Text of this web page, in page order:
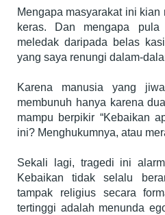
Mengapa masyarakat ini
keras. Dan mengapa
meledak daripada belas
yang saya renungi dalam-
Karena manusia yang
membunuh hanya karena
mampu berpikir “Kebaikan
ini? Menghukumnya, atau
Sekali lagi, tragedi ini
Kebaikan tidak selalu
tampak religius secara
tertinggi adalah menunda